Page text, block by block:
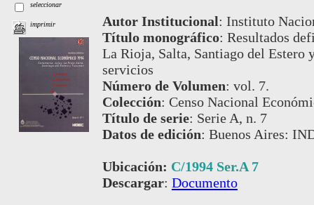
seleccionar
imprimir Autor Institucional: Instituto
Título monográfico: Resultados
La Rioja, Salta, Santiago del Estero
servicios
Número de Volumen: vol. 7.
Colección: Censo Nacional
Título de serie: Serie A, n. 7
Datos de edición: Buenos Aires:
Ubicación: C/1994 Ser.A 7
Descargar: Documento